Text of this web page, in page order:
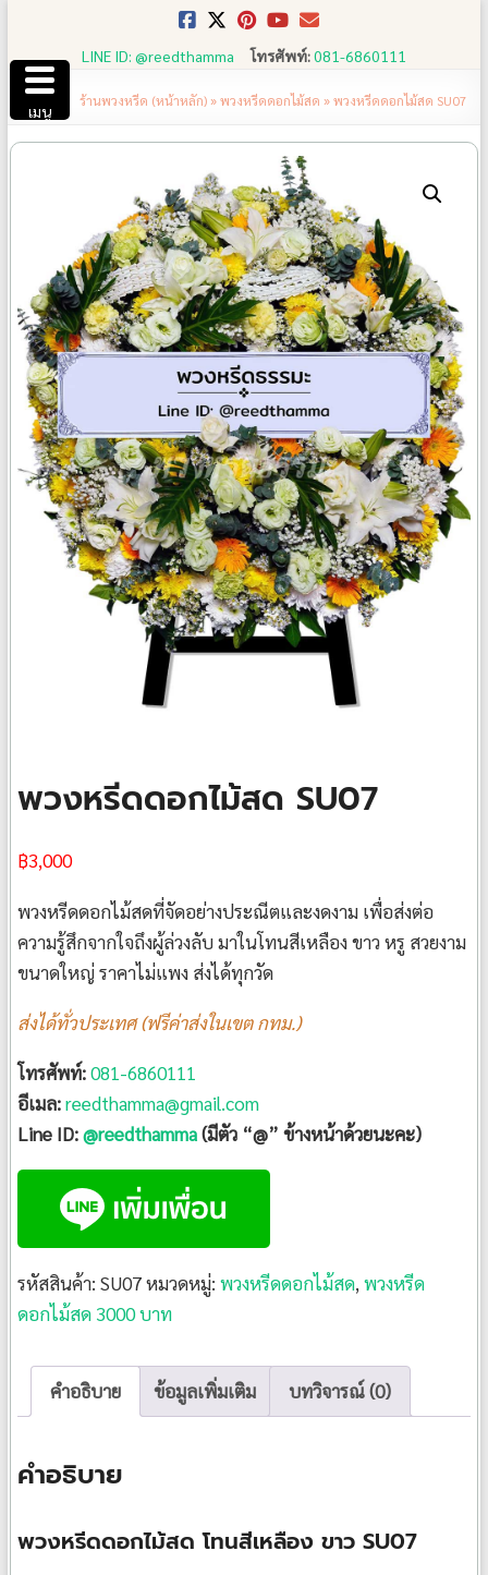
content
LINE ID: @reedthamma โทรศัพท์:081-6860111
ร้านพวงหรีด (หน้าหลัก)»พวงหรีดดอกไม้สด »พวงหรีดดอกไม้สด SU07
พวงหรีดดอกไม้สด SU07
฿3,000
พวงหรีดดอกไม้สดที่จัดอย่างประณีตและงดงาม เพื่อส่งต่อ
ความรู้สึกจากใจถึงผู้ล่วงลับ มาในโทนสีเหลือง ขาว หรู สวยงาม
ขนาดใหญ่ ราคาไม่แพง ส่งได้ทุกวัด
ส่งได้ทั่วประเทศ (ฟรีค่าส่งในเขต กทม.)
โทรศัพท์:081-6860111
อีเมล:reedthamma@gmail.com
Line ID:@reedthamma(มีตัว “@” ข้างหน้าด้วยนะคะ)
รหัสสินค้า: SU07หมวดหมู่: พวงหรีดดอกไม้สด, พวงหรีด
ดอกไม้สด 3000 บาท
คำอธิบาย ข้อมูลเพิ่มเติม บทวิจารณ์ (0)
คำอธิบาย
พวงหรีดดอกไม้สด โทนสีเหลือง ขาว SU07
เมนู